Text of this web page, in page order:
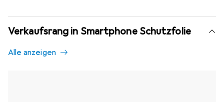
Verkaufsrang in Smartphone Schutzfolie
Alle anzeigen